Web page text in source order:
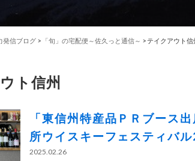
発信ブログ > 「旬」の宅配便～佐久っと通信～ >テイクアウト信
ト信州
「東信州特産品ＰＲブース
所ウイスキーフェスティバ
2025.02.26